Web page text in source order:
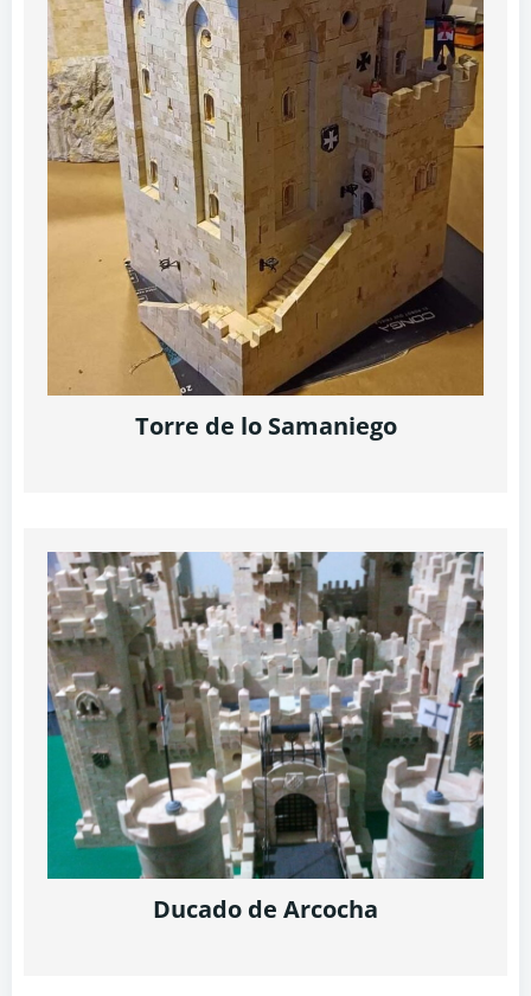
Torre de lo Samaniego
Ducado de Arcocha